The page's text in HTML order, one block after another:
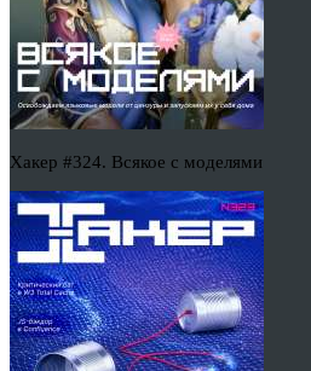
Хакер #324. Всякое с моделями